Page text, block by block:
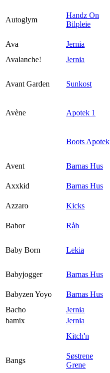
Autoglym
Handz On
Bilpleie
Ava
Jernia
Avalanche!
Jernia
Avant Garden Sunkost
Avène Apotek 1
Boots Apotek
Avent
Barnas Hus
Axxkid
Barnas Hus
Azzaro
Kicks
Babor
Råh
Baby Born Lekia
Babyjogger
Barnas Hus
Babyzen Yoyo
Barnas Hus
Bacho
Jernia
bamix
Jernia
Kitch'n
Bangs
Søstrene
Grene